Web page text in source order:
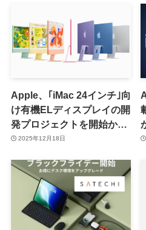
Apple、｢iMac 24インチ｣向
け有機ELディスプレイの開
発プロジェクトを開始か｜
製品の発売は早くても2027
2025年12月18日